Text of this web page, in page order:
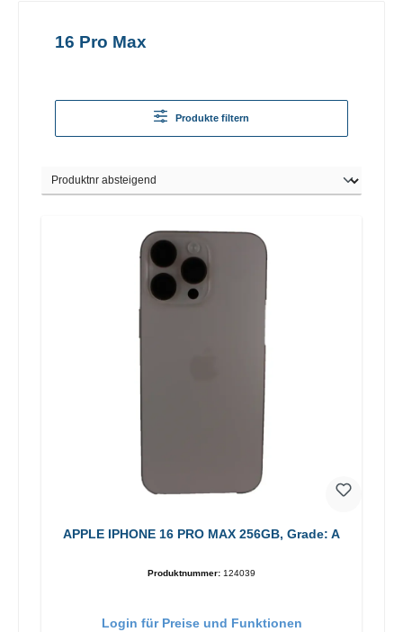
16 Pro Max
Produkte filtern
APPLE IPHONE 16 PRO MAX 256GB, Grade: A
Produktnummer: 124039
Login für Preise und Funktionen